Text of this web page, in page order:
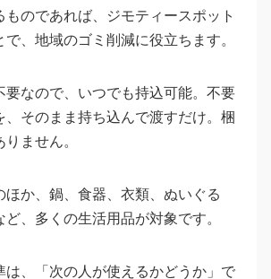
ものであれば、ジモティースポット
、地域のゴミ削減に役立ちます。
要なので、いつでも持込可能。不要
、そのまま持ち込んで渡すだけ。梱
ません。
ほか、鍋、食器、衣類、ぬいぐる
、多くの生活用品が対象です。
は、「次の人が使えるかどうか」で